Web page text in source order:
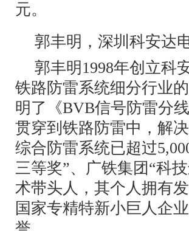
元。
郭丰明，深圳科安达
郭丰明1998年创立科
铁路防雷系统细分行业
明了《BVB信号防雷分
贯穿到铁路防雷中，解
综合防雷系统已超过
三等奖”、广铁集团“科
术带头人，其个人拥有
国家专精特新小巨人企